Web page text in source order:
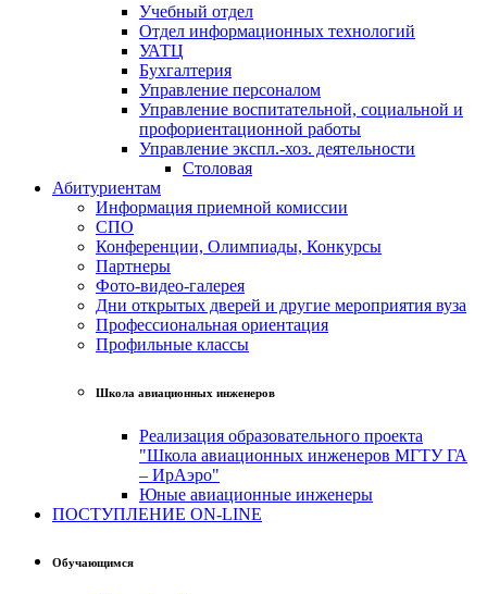
Учебный отдел
Отдел информационных технологий
УАТЦ
Бухгалтерия
Управление персоналом
Управление воспитательной, социальной и
профориентационной работы
Управление экспл.-хоз. деятельности
Столовая
Абитуриентам
Информация приемной комиссии
СПО
Конференции, Олимпиады, Конкурсы
Партнеры
Фото-видео-галерея
Дни открытых дверей и другие мероприятия вуза
Профессиональная ориентация
Профильные классы
Школа авиационных инженеров
Реализация образовательного проекта
"Школа авиационных инженеров МГТУ ГА
– ИрАэро"
Юные авиационные инженеры
ПОСТУПЛЕНИЕ ON-LINE
Обучающимся